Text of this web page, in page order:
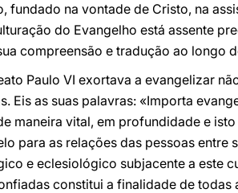
fundado na vontade de Cristo, na
do Evangelho está assente
compreensão e tradução ao longo
Paulo VI exortava a evangelizar
Eis as suas palavras: «Importa
maneira vital, em profundidade e
para as relações das pessoas entre
e eclesiológico subjacente a este
constitui a finalidade de todas